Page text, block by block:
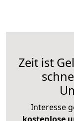
Zeit ist
Interesse